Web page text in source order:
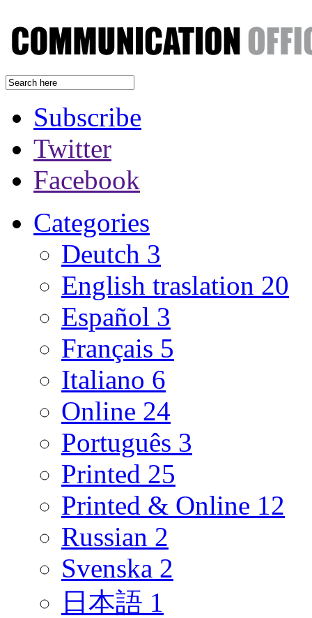
Subscribe
Twitter
Facebook
Categories
Deutch 3
English traslation 20
Español 3
Français 5
Italiano 6
Online 24
Português 3
Printed 25
Printed & Online 12
Russian 2
Svenska 2
日本語 1